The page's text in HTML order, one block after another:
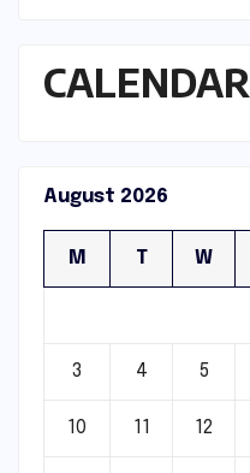
CALENDAR
August 2026
M T W
3 4 5
10 11 12